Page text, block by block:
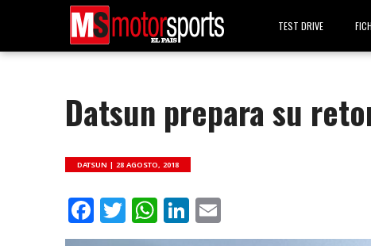
TEST DRIVE
Datsun prepara su
DATSUN |28 AGOSTO, 2018
Facebook
Twitter
WhatsApp
LinkedIn